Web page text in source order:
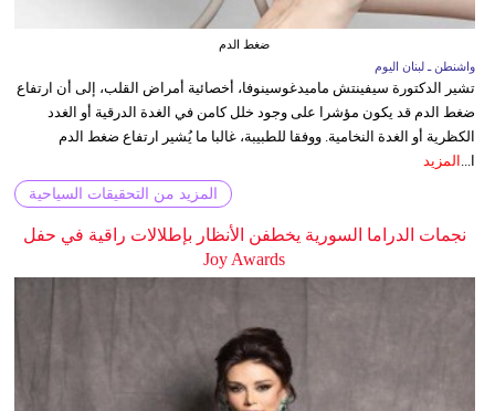
ضغط الدم
واشنطن ـ لبنان اليوم
تشير الدكتورة سيفينتش ماميدغوسينوفا، أخصائية أمراض القلب، إلى أن ارتفاع
ضغط الدم قد يكون مؤشرا على وجود خلل كامن في الغدة الدرقية أو الغدد
الكظرية أو الغدة النخامية. ووفقا للطبيبة، غالبا ما يُشير ارتفاع ضغط الدم
ا... المزيد
المزيد من التحقيقات السياحية
نجمات الدراما السورية يخطفن الأنظار بإطلالات راقية في حفل
Joy Awards